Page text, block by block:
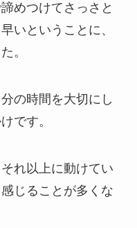
めつけてさっさと
いということに、
。
の時間を大切にし
です。
れ以上に動けてい
じることが多くな